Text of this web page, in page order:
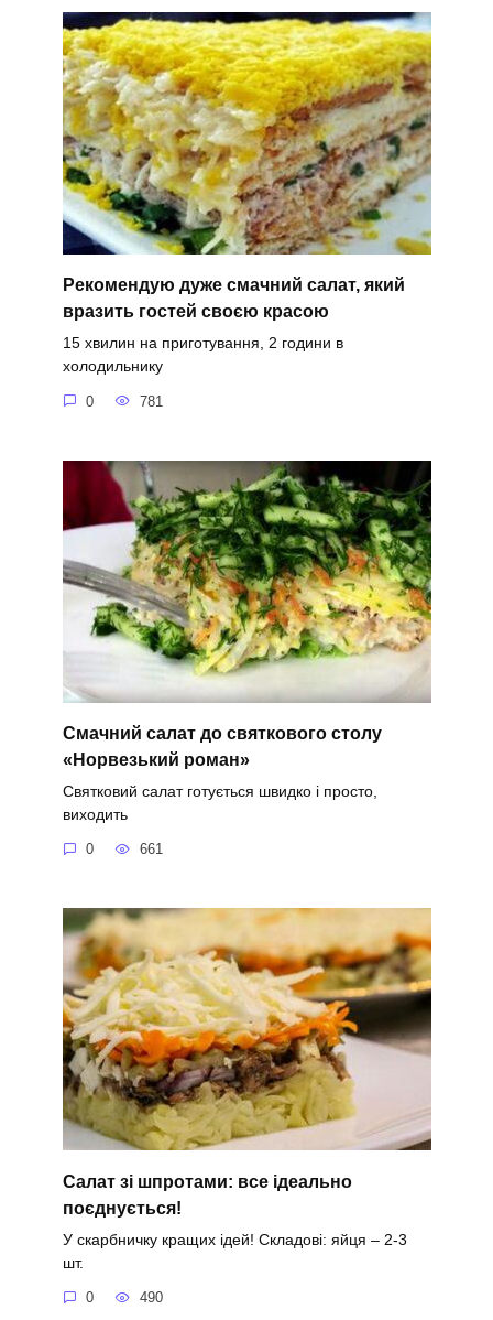
Рекомендую дуже смачний салат, який
вразить гостей своєю красою
15 хвилин на приготування, 2 години в
холодильнику
0 781
Смачний салат до святкового столу
«Норвезький роман»
Святковий салат готується швидко і просто,
виходить
0 661
Салат зі шпротами: все ідеально
поєднується!
У скарбничку кращих ідей! Складові: яйця – 2-3
шт.
0 490